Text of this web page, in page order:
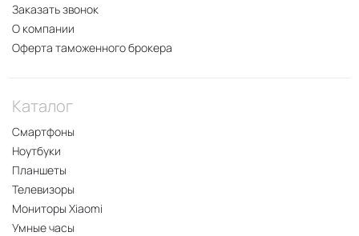
Заказать звонок
О компании
Оферта таможенного брокера
Каталог
Смартфоны
Ноутбуки
Планшеты
Телевизоры
Мониторы Xiaomi
Умные часы